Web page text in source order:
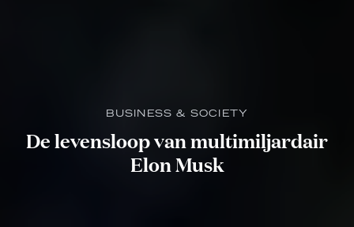
BUSINESS & SOCIETY
De levensloop van multimiljardair
Elon Musk